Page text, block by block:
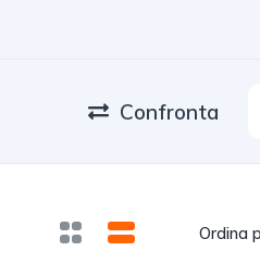
Confronta
Ordina